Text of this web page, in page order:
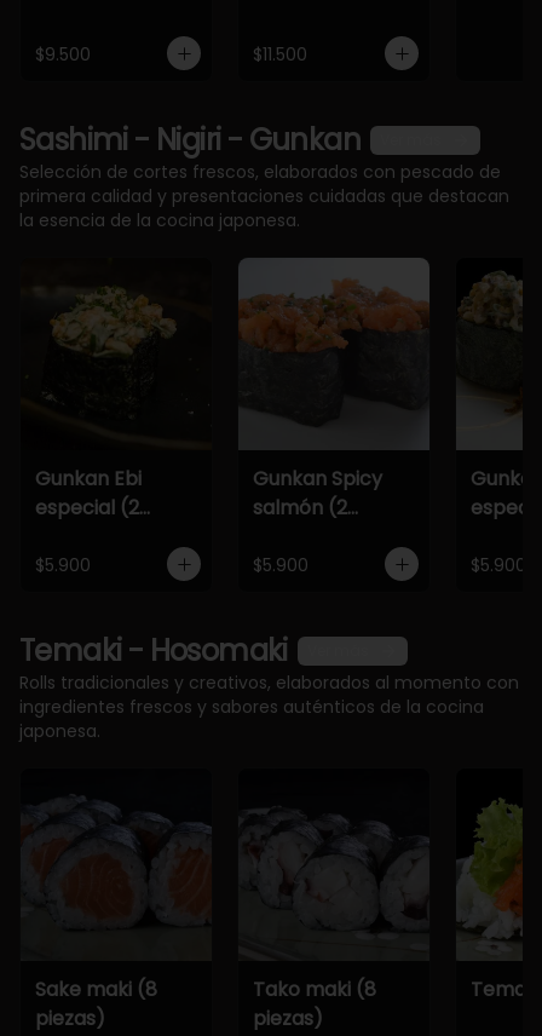
$9.500 $11.500
Sashimi - Nigiri - Gunkan
Selección de cortes frescos, elaborados con pescado de
primera calidad y presentaciones cuidadas que destacan
la esencia de la cocina japonesa.
Gunkan Ebi
especial (2
$5.900
Gunkan Spicy
salmón (2
$5.900 $5.900
Temaki - Hosomaki
Rolls tradicionales y creativos, elaborados al momento con
ingredientes frescos y sabores auténticos de la cocina
japonesa.
Sake maki (8
piezas)
Tako maki (8
piezas)